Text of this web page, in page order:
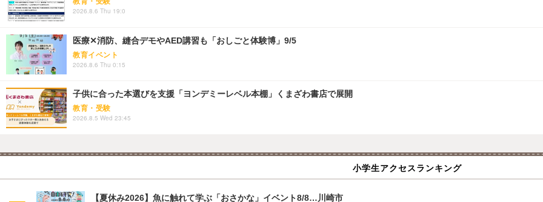
2026.8.6 Thu 19:0
医療✕消防、縫合デモやAED講習も「おしごと体験博」9/5
教育イベント
2026.8.6 Thu 0:15
子供に合った本選びを支援「ヨンデミーレベル本棚」くまざわ書店で展開
教育・受験
2026.8.5 Wed 23:45
小学生アクセスランキング
【夏休み2026】魚に触れて学ぶ「おさかな」イベント8/8…川崎市